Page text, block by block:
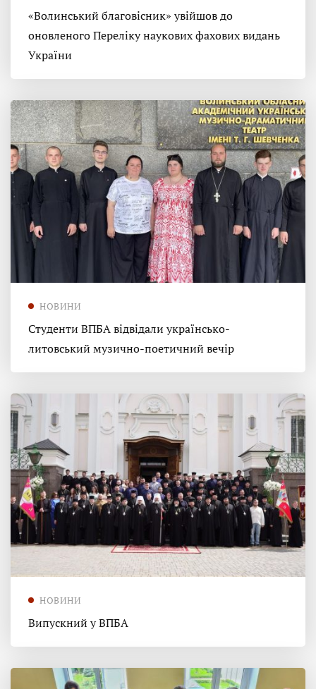
«Волинський благовісник» увійшов до
оновленого Переліку наукових фахових видань
України
НОВИНИ
Студенти ВПБА відвідали українсько-
литовський музично-поетичний вечір
НОВИНИ
Випускний у ВПБА